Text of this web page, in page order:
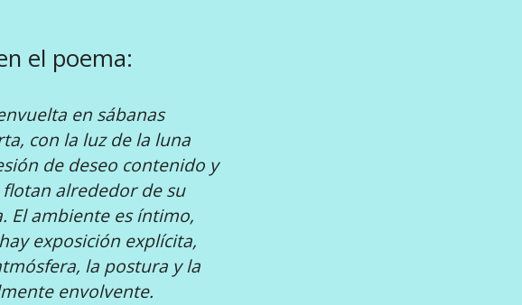
el poema:
en sábanas
con la luz de la luna
de deseo contenido y
alrededor de su
El ambiente es íntimo,
exposición explícita,
la postura y la
envolvente.